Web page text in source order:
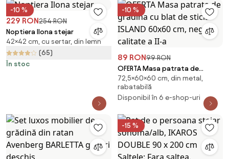
pentru picioare, umeras,
pivotant, Mesh, Gri
-10 %
229 RON254 RON
Noptiera Ilona stejar
42×42 cm, cu sertar, din lemn
(65)
În stoc
-10 %
89 RON99 RON
OFERTA Masa patrata de
gradina cu blat de sticla ISLAND
60x60 cm, negru, calitate a II-a
72,5×60×60 cm, din metal,
rabatabilă
Disponibil în 6 e-shop-uri
-15 %